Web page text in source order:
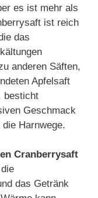
es ist mehr als
ist reich
das
anderen Säften,
Apfelsaft
besticht
Geschmack
Harnwege.
Cranberrysaft
das Getränk